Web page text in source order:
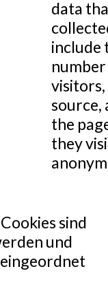
data
include
source,
the
they
sind
und